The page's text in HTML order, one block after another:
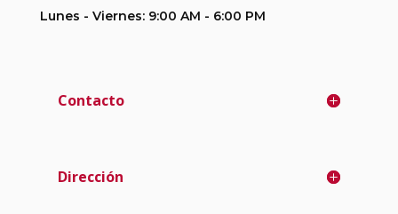
Lunes - Viernes: 9:00 AM - 6:00 PM
Contacto
Dirección